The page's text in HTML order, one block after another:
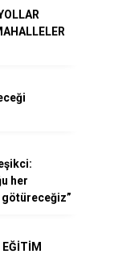
her
EĞİTİM